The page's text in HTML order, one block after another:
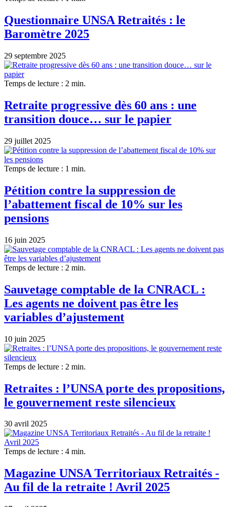
Questionnaire UNSA Retraités : le
Baromètre 2025
29 septembre 2025
Temps de lecture : 2 min.
Retraite progressive dès 60 ans : une
transition douce… sur le papier
29 juillet 2025
Temps de lecture : 1 min.
Pétition contre la suppression de
l’abattement fiscal de 10% sur les
pensions
16 juin 2025
Temps de lecture : 2 min.
Sauvetage comptable de la CNRACL :
Les agents ne doivent pas être les
variables d’ajustement
10 juin 2025
Temps de lecture : 2 min.
Retraites : l’UNSA porte des propositions,
le gouvernement reste silencieux
30 avril 2025
Temps de lecture : 4 min.
Magazine UNSA Territoriaux Retraités -
Au fil de la retraite ! Avril 2025